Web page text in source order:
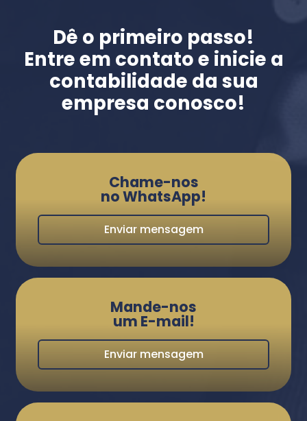
Dê o primeiro passo!
Entre em contato e inicie a
contabilidade da sua
empresa conosco!
Chame-nos
no WhatsApp!
Enviar mensagem
Mande-nos
um E-mail!
Enviar mensagem